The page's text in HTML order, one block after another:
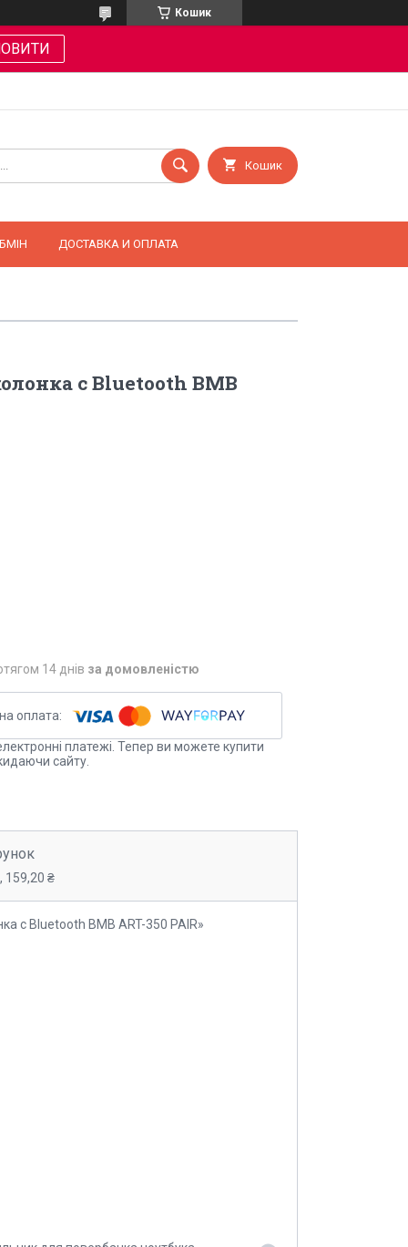
Кошик
Кошик
ДОСТАВКА И ОПЛАТА
с Bluetooth BMB
14 днів за домовленістю
платежі. Тепер ви можете купити
сайту.
159,20 ₴
с Bluetooth BMB ART-350 PAIR»